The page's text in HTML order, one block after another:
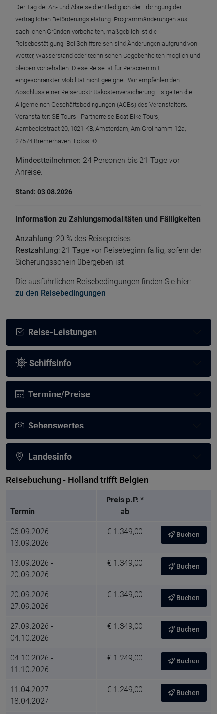
Der Tag der An- und Abreise dient lediglich der Erbringung der
vertraglichen Beförderungsleistung. Programmänderungen aus
sachlichen Gründen vorbehalten, maßgeblich ist die
Reisebestätigung. Bei Schiffsreisen sind Änderungen aufgrund von
Wetter, Wasserstand oder technischen Gegebenheiten möglich und
bleiben vorbehalten. Diese Reise ist für Personen mit
eingeschränkter Mobilität nicht geeignet. Wir empfehlen den
Abschluss einer Reiserücktrittskostenversicherung. Es gelten die
Allgemeinen Geschäftsbedingungen (AGBs) des Veranstalters.
Veranstalter: SE Tours - Partnerreise Boat Bike Tours,
Aambeeldstraat 20, 1021 KB, Amsterdam, Am Grollhamm 12a,
27574 Bremerhaven. Fotos: ©
Mindestteilnehmer: 24 Personen bis 21 Tage vor
Anreise.
Stand: 03.08.2026
Information zu Zahlungsmodalitäten und Fälligkeiten
Anzahlung: 20 % des Reisepreises
Restzahlung: 21 Tage vor Reisebeginn fällig, sofern der
Sicherungsschein übergeben ist
Die ausführlichen Reisebedingungen finden Sie hier:
zu den Reisebedingungen
Reise-Leistungen
Schiffsinfo
Termine/Preise
Sehenswertes
Landesinfo
Reisebuchung - Holland trifft Belgien
Termin
Preis p.P. *
ab
06.09.2026 -
13.09.2026
€ 1.349,00 Buchen
13.09.2026 -
20.09.2026
€ 1.349,00 Buchen
20.09.2026 -
27.09.2026
€ 1.349,00 Buchen
27.09.2026 -
04.10.2026
€ 1.349,00 Buchen
04.10.2026 -
11.10.2026
€ 1.249,00 Buchen
11.04.2027 -
18.04.2027
€ 1.249,00 Buchen